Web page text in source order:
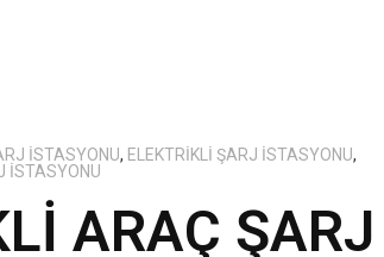
İSTASYONU, ELEKTRIKLI ŞARJ İSTASYONU,
İSTASYONU
ARAÇ ŞARJ